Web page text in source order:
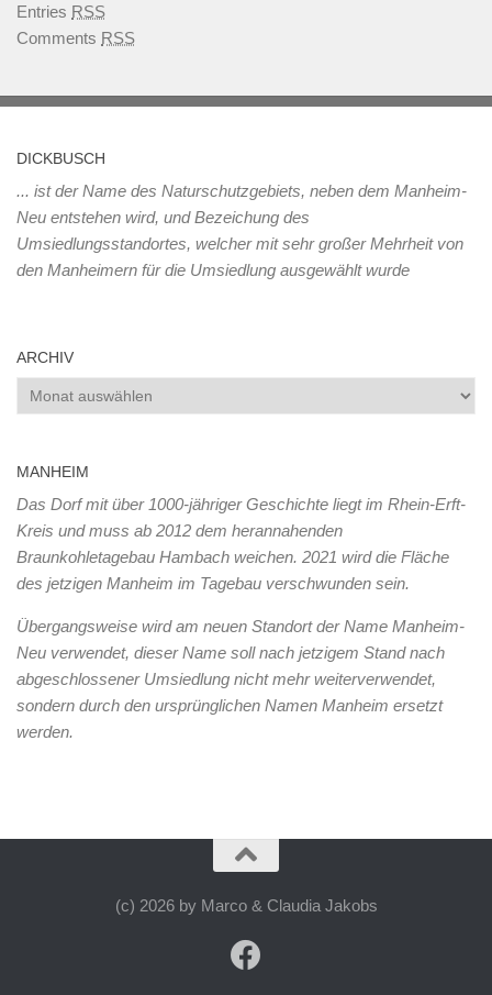
Entries RSS
Comments RSS
DICKBUSCH
... ist der Name des Naturschutzgebiets, neben dem Manheim-
Neu entstehen wird, und Bezeichung des
Umsiedlungsstandortes, welcher mit sehr großer Mehrheit von
den Manheimern für die Umsiedlung ausgewählt wurde
ARCHIV
Archiv
MANHEIM
Das Dorf mit über 1000-jähriger Geschichte liegt im Rhein-Erft-
Kreis und muss ab 2012 dem herannahenden
Braunkohletagebau Hambach weichen. 2021 wird die Fläche
des jetzigen Manheim im Tagebau verschwunden sein.
Übergangsweise wird am neuen Standort der Name Manheim-
Neu verwendet, dieser Name soll nach jetzigem Stand nach
abgeschlossener Umsiedlung nicht mehr weiterverwendet,
sondern durch den ursprünglichen Namen Manheim ersetzt
werden.
(c) 2026 by Marco & Claudia Jakobs